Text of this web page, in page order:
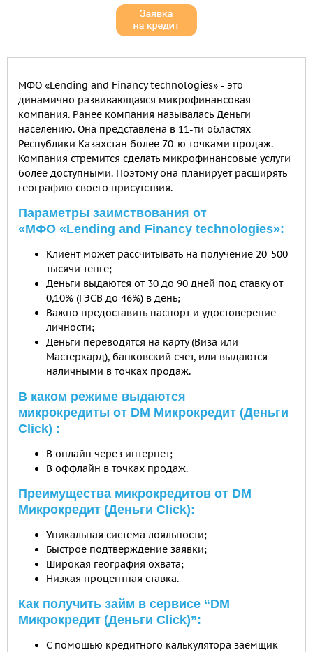
МФО «Lending and Financy technologies» - это
динамично развивающаяся микрофинансовая
компания. Ранее компания называлась Деньги
населению. Она представлена в 11-ти областях
Республики Казахстан более 70-ю точками продаж.
Компания стремится сделать микрофинансовые услуги
более доступными. Поэтому она планирует расширять
географию своего присутствия.
Параметры заимствования от
«МФО «Lending and Financy technologies»:
Клиент может рассчитывать на получение 20-500
тысячи тенге;
Деньги выдаются от 30 до 90 дней под ставку от
0,10% (ГЭСВ до 46%) в день;
Важно предоставить паспорт и удостоверение
личности;
Деньги переводятся на карту (Виза или
Мастеркард), банковский счет, или выдаются
наличными в точках продаж.
В каком режиме выдаются
микрокредиты от DM Микрокредит (Деньги
Click) :
В онлайн через интернет;
В оффлайн в точках продаж.
Преимущества микрокредитов от DM
Микрокредит (Деньги Click):
Уникальная система лояльности;
Быстрое подтверждение заявки;
Широкая география охвата;
Низкая процентная ставка.
Как получить займ в сервисе “DM
Микрокредит (Деньги Click)”:
С помощью кредитного калькулятора заемщик